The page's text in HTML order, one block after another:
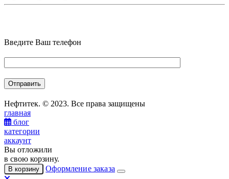
Введите Ваш телефон
Нефтитек. © 2023. Все права защищены
главная
блог
категории
аккаунт
Вы отложили
в свою корзину.
В корзину Оформление заказа